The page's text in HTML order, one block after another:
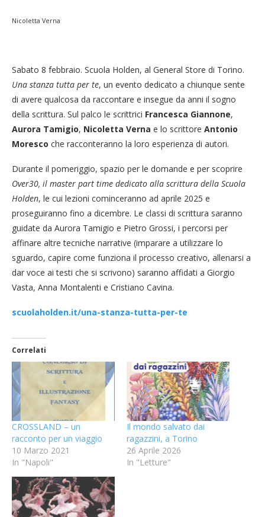
Nicoletta Verna
Sabato 8 febbraio. Scuola Holden, al General Store di Torino.
Una stanza tutta per te, un evento dedicato a chiunque sente
di avere qualcosa da raccontare e insegue da anni il sogno
della scrittura. Sul palco le scrittrici Francesca Giannone,
Aurora Tamigio, Nicoletta Verna e lo scrittore Antonio
Moresco che racconteranno la loro esperienza di autori.
Durante il pomeriggio, spazio per le domande e per scoprire
Over30, il master part time dedicato alla scrittura della Scuola
Holden, le cui lezioni cominceranno ad aprile 2025 e
proseguiranno fino a dicembre. Le classi di scrittura saranno
guidate da Aurora Tamigio e Pietro Grossi, i percorsi per
affinare altre tecniche narrative (imparare a utilizzare lo
sguardo, capire come funziona il processo creativo, allenarsi a
dar voce ai testi che si scrivono) saranno affidati a Giorgio
Vasta, Anna Montalenti e Cristiano Cavina.
scuolaholden.it/una-stanza-tutta-per-te
Correlati
CROSSLAND – un
racconto per un viaggio
10 Marzo 2021
In "Napoli"
Il mondo salvato dai
ragazzini, a Torino
26 Aprile 2026
In "Letture"